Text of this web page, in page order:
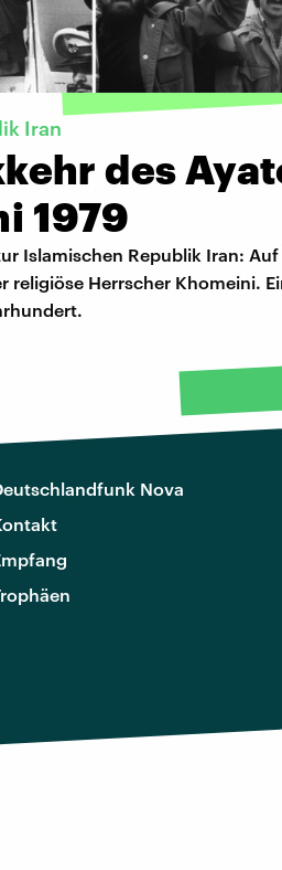
Iran
des
1979
Islamischen Republik Iran:
religiöse Herrscher Khomeini.
Nova